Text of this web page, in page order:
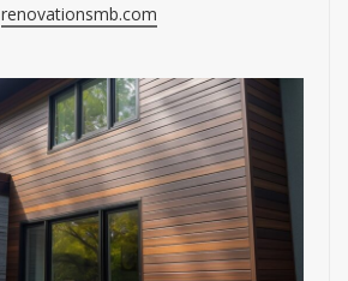
renovationsmb.com